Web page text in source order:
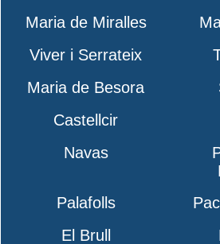
Maria de Miralles
Viver i Serrateix
Maria de Besora
Castellcir
Navas
Palafolls
El Brull